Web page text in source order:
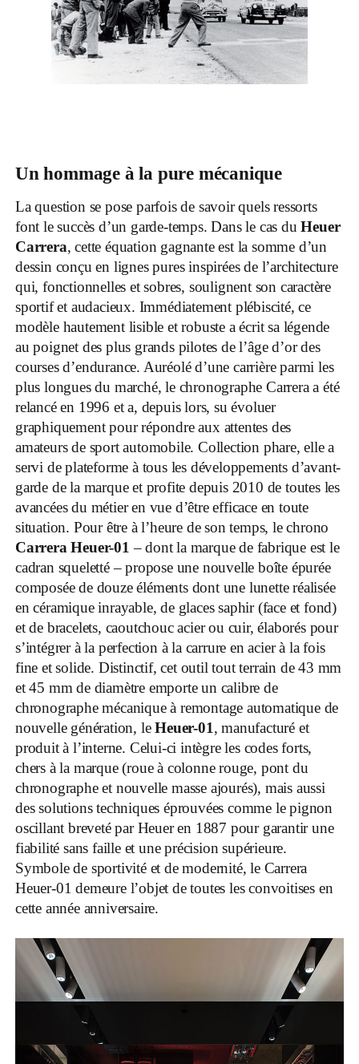
Un hommage à la pure mécanique
La question se pose parfois de savoir quels ressorts
font le succès d’un garde-temps. Dans le cas duHeuer
Carrera, cette équation gagnante est la somme d’un
dessin conçu en lignes pures inspirées de l’architecture
qui, fonctionnelles et sobres, soulignent son caractère
sportif et audacieux. Immédiatement plébiscité, ce
modèle hautement lisible et robuste a écrit sa légende
au poignet des plus grands pilotes de l’âge d’or des
courses d’endurance. Auréolé d’une carrière parmi les
plus longues du marché, le chronographe Carrera a été
relancé en 1996 et a, depuis lors, su évoluer
graphiquement pour répondre aux attentes des
amateurs de sport automobile. Collection phare, elle a
servi de plateforme à tous les développements d’avant-
garde de la marque et profite depuis 2010 de toutes les
avancées du métier en vue d’être efficace en toute
situation. Pour être à l’heure de son temps, le chrono
Carrera Heuer-01 – dont la marque de fabrique est le
cadran squeletté – propose une nouvelle boîte épurée
composée de douze éléments dont une lunette réalisée
en céramique inrayable, de glaces saphir (face et fond)
et de bracelets, caoutchouc acier ou cuir, élaborés pour
s’intégrer à la perfection à la carrure en acier à la fois
fine et solide. Distinctif, cet outil tout terrain de 43 mm
et 45 mm de diamètre emporte un calibre de
chronographe mécanique à remontage automatique de
nouvelle génération, leHeuer-01, manufacturé et
produit à l’interne. Celui-ci intègre les codes forts,
chers à la marque (roue à colonne rouge, pont du
chronographe et nouvelle masse ajourés), mais aussi
des solutions techniques éprouvées comme le pignon
oscillant breveté par Heuer en 1887 pour garantir une
fiabilité sans faille et une précision supérieure.
Symbole de sportivité et de modernité, le Carrera
Heuer-01 demeure l’objet de toutes les convoitises en
cette année anniversaire.